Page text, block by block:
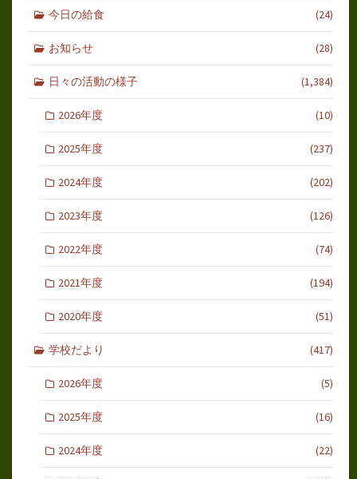
今日の給食 (24)
お知らせ (28)
日々の活動の様子 (1,384)
2026年度 (10)
2025年度 (237)
2024年度 (202)
2023年度 (126)
2022年度 (74)
2021年度 (194)
2020年度 (51)
学校だより (417)
2026年度 (5)
2025年度 (16)
2024年度 (22)